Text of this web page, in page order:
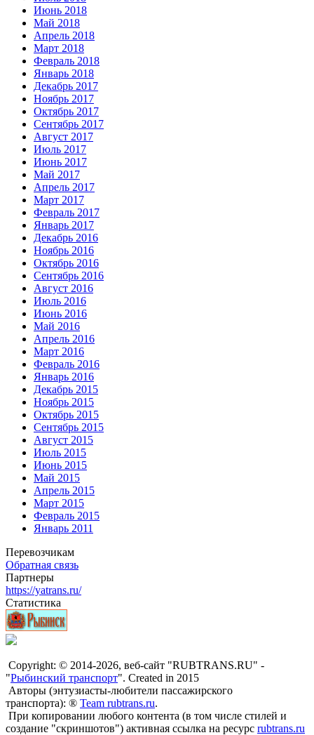
Июнь 2018
Май 2018
Апрель 2018
Март 2018
Февраль 2018
Январь 2018
Декабрь 2017
Ноябрь 2017
Октябрь 2017
Сентябрь 2017
Август 2017
Июль 2017
Июнь 2017
Май 2017
Апрель 2017
Март 2017
Февраль 2017
Январь 2017
Декабрь 2016
Ноябрь 2016
Октябрь 2016
Сентябрь 2016
Август 2016
Июль 2016
Июнь 2016
Май 2016
Апрель 2016
Март 2016
Февраль 2016
Январь 2016
Декабрь 2015
Ноябрь 2015
Октябрь 2015
Сентябрь 2015
Август 2015
Июль 2015
Июнь 2015
Май 2015
Апрель 2015
Март 2015
Февраль 2015
Январь 2011
Перевозчикам
Обратная связь
Партнеры
https://yatrans.ru/
Статистика
Copyright: © 2014-2026, веб-сайт "RUBTRANS.RU" -
"Рыбинский транспорт". Created in 2015
Авторы (энтузиасты-любители пассажирского
транспорта): ® Team rubtrans.ru.
При копировании любого контента (в том числе стилей и
создание "скриншотов") активная ссылка на ресурс rubtrans.ru